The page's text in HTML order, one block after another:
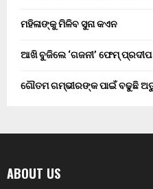
ମହିଳାଙ୍କୁ ମିଳିବ ସୁନା କଏନ
ଆଖି ବୁଜିଲେ ‘ଗଜନୀ’ ଫେମ୍ ପ୍ରଦୀପ
ଗୌତମ ଗମ୍ଭୀରଙ୍କ ପାଇଁ ବଢୁଛି
ABOUT US